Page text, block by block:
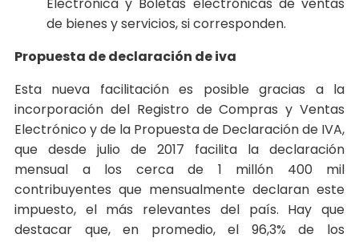
de bienes y servicios, si corresponden.
Propuesta de declaración de iva
Esta nueva facilitación es posible gracias a la
incorporación del Registro de Compras y Ventas
Electrónico y de la Propuesta de Declaración de IVA,
que desde julio de 2017 facilita la declaración
mensual a los cerca de 1 millón 400 mil
contribuyentes que mensualmente declaran este
impuesto, el más relevantes del país. Hay que
destacar que, en promedio, el 96,3% de los